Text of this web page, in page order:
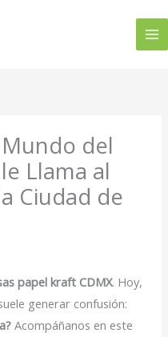
del
Llama al
Ciudad de
papel kraft CDMX. Hoy,
generar confusión:
Acompáñanos en este